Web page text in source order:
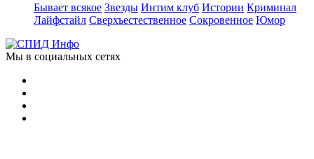
Бывает всякое Звезды Интим клуб Истории Криминал
Лайфстайл Сверхъестественное Сокровенное Юмор
Мы в социальных сетях